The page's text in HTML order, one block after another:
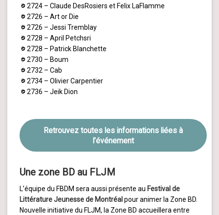
2724 – Claude DesRosiers et Felix LaFlamme
2726 – Art or Die
2726 – Jessi Tremblay
2728 – April Petchsri
2728 – Patrick Blanchette
2730 – Boum
2732 – Cab
2734 – Olivier Carpentier
2736 – Jeik Dion
Retrouvez toutes les informations liées à
l’événement
Une zone BD au FLJM
L’équipe du FBDM sera aussi présente au Festival de
Littérature Jeunesse de Montréal pour animer la Zone BD.
Nouvelle initiative du FLJM, la Zone BD accueillera entre